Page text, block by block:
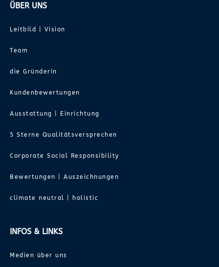
ÜBER UNS
Leitbild | Vision
Team
die Gründerin
Kundenbewertungen
Ausstattung | Einrichtung
5 Sterne Qualitätsversprechen
Corporate Social Responsibility
Bewertungen | Auszeichnungen
climate neutral | holistic
INFOS & LINKS
Medien über uns